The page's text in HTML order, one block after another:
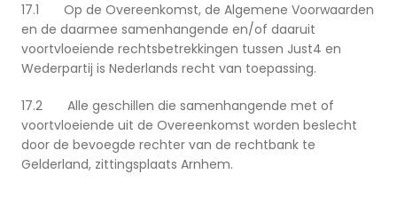
17.1 Op de Overeenkomst, de Algemene Voorwaarden
en de daarmee samenhangende en/of daaruit
voortvloeiende rechtsbetrekkingen tussen Just4 en
Wederpartij is Nederlands recht van toepassing.
17.2 Alle geschillen die samenhangende met of
voortvloeiende uit de Overeenkomst worden beslecht
door de bevoegde rechter van de rechtbank te
Gelderland, zittingsplaats Arnhem.